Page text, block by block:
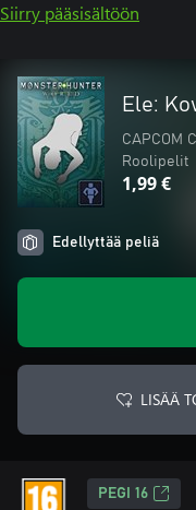
Siirry pääsisältöön
Ele:
CAPCOM
Roolipelit
1,99 €
Edellyttää peliä
LISÄÄ
PEGI 16